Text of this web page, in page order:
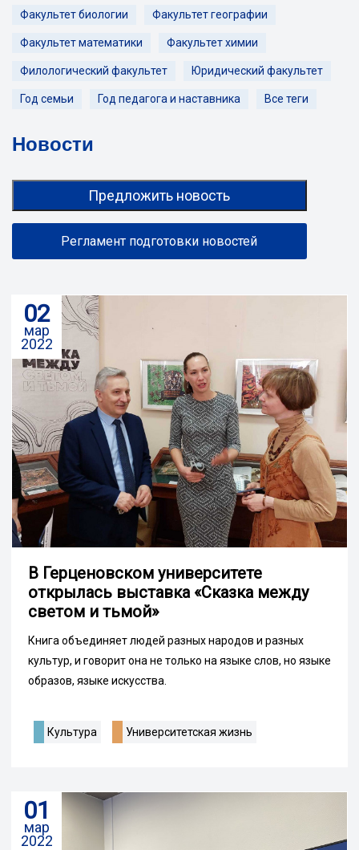
Факультет биологии Факультет географии
Факультет математики Факультет химии
Филологический факультет Юридический факультет
Год семьи Год педагога и наставника Все теги
Новости
02
мар
2022
В Герценовском университете
открылась выставка «Сказка между
светом и тьмой»
Книга объединяет людей разных народов и разных
культур, и говорит она не только на языке слов, но языке
образов, языке искусства.
Культура Университетская жизнь
Предложить новость
Регламент подготовки новостей
01
мар
2022